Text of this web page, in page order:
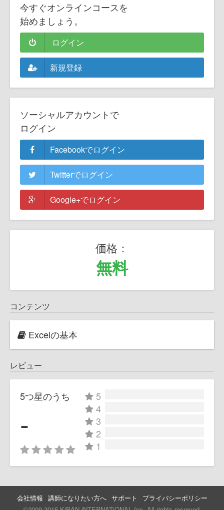
今すぐオンラインコースを
始めましょう。
ログイン
新規登録
ソーシャルアカウントで
ログイン
Facebookでログイン
Twitterでログイン
Google+でログイン
価格：
無料
コンテンツ
Excelの基本
レビュー
5つ星のうち
-
5
4
3
2
1
会社情報 講師になりたい方へ サポート
プライバシーポリシー